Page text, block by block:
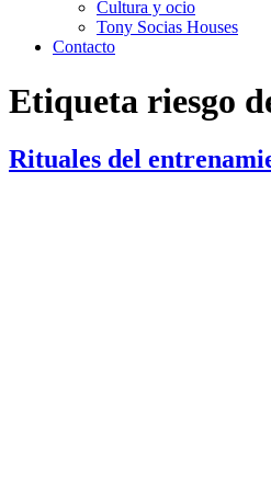
Cultura y ocio
Tony Socias Houses
Contacto
Etiqueta riesgo
Rituales del